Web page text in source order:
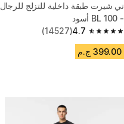
تي شيرت طبقة داخلية للتزلج للرجال
- BL 100 أسود
4.7
4.7 out of 5 stars from 14527 reviews
(14527)
399.00 ج.م